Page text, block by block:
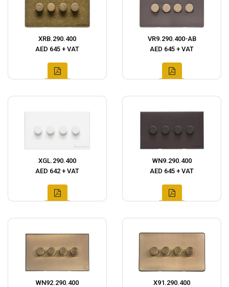
XRB.290.400
AED 645 + VAT
VR9.290.400-AB
AED 645 + VAT
XGL.290.400
AED 642 + VAT
WN9.290.400
AED 645 + VAT
WN92.290.400
X91.290.400